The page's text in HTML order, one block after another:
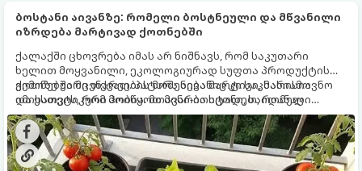
ბოსტანი აივანზე: რომელი ბოსტნეული და მწვანილი
იზრდება მარტივად ქოთნებში
ქალაქში ცხოვრება იმას არ ნიშნავს, რომ საკუთარი
ხელით მოყვანილი, ეკოლოგიურად სუფთა პროდუქტის
გემოზე უარი თქვათ. პატარა აივანიც კი საკმარისია
იმისათვის, რომ მოიწყოთ მინი-ბოსტანი, საიდანაც
ყოველდღიურად ახალ, არომატულ მწვანილსა და
ბოსტნეულს მოკრეფთ.
ქოთნებში მცენარეების მოშენება მარტივი, სასიამოვნო
და ესთეტიკური ჰობია. მთავარია იცოდეთ, რომელი
კულტურები ეგუებიან ქოთნის პირობებს ყველაზე კარგად
და როგორ მოუაროთ მათ სწორად.